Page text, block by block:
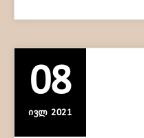
08
ᲘᲕᲚ 2021